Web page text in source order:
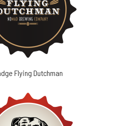
Flying Dutchman